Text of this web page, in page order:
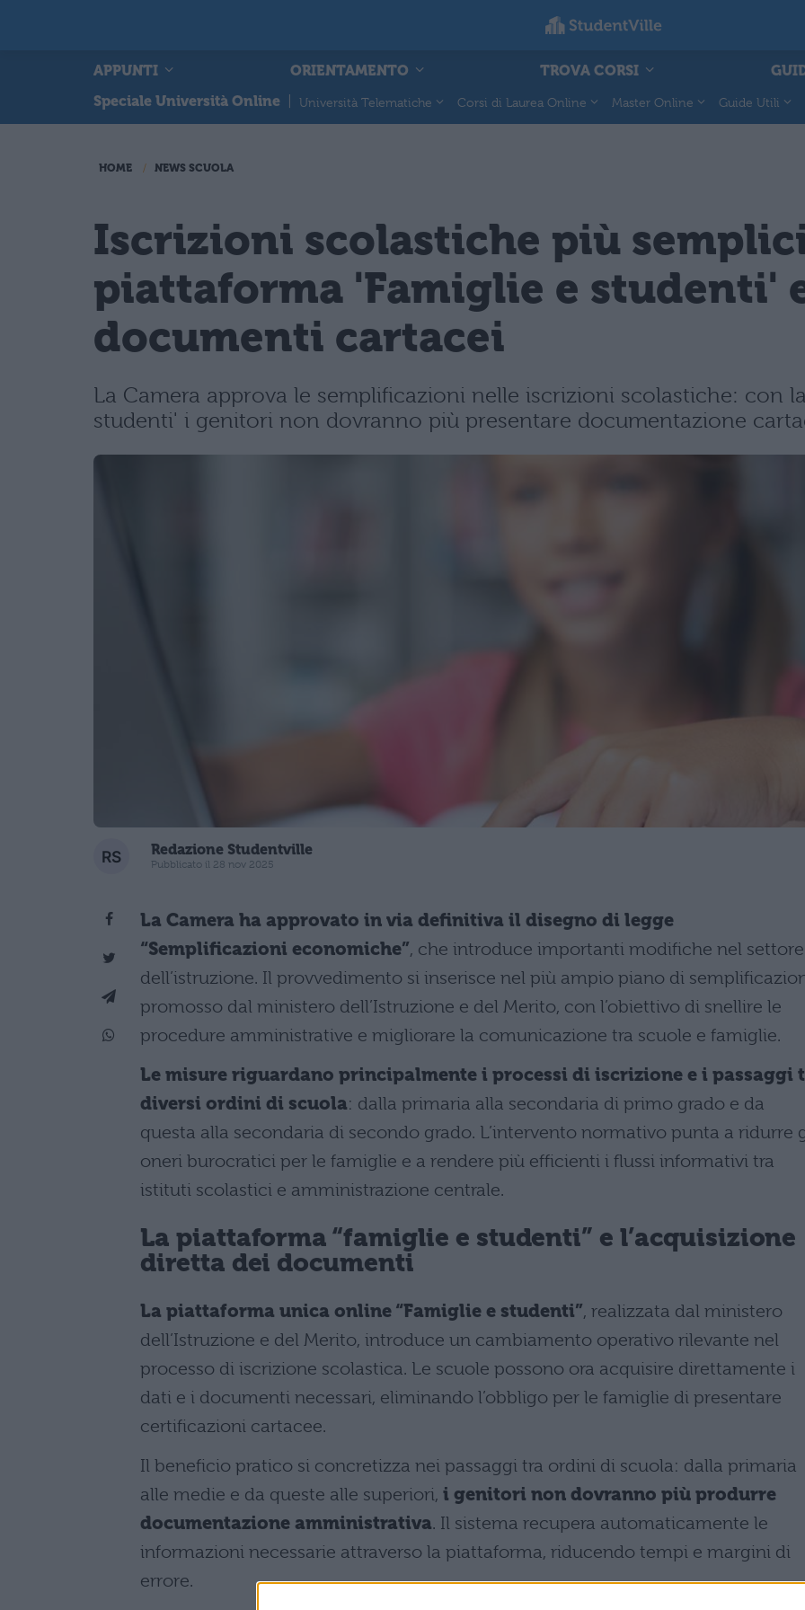
APPUNTI ORIENTAMENTO TROVA CORSI
Speciale Università Online
Università Telematiche Corsi di Laurea Online Master Online Guide Utili
HOME NEWS SCUOLA
Iscrizioni scolastiche più
piattaforma 'Famiglie e studenti'
documenti cartacei
La Camera approva le semplificazioni nelle iscrizioni scolastiche: con
studenti' i genitori non dovranno più presentare documentazione
Redazione Studentville
Pubblicato il 28 nov 2025
La Camera ha approvato in via definitiva il disegno di legge
“Semplificazioni economiche”, che introduce importanti modifiche nel settore
dell’istruzione. Il provvedimento si inserisce nel più ampio piano di
promosso dal ministero dell’Istruzione e del Merito, con l’obiettivo di snellire le
procedure amministrative e migliorare la comunicazione tra scuole e famiglie.
Le misure riguardano principalmente i processi di iscrizione e i passaggi
diversi ordini di scuola: dalla primaria alla secondaria di primo grado e da
questa alla secondaria di secondo grado. L’intervento normativo punta a ridurre
oneri burocratici per le famiglie e a rendere più efficienti i flussi informativi tra
istituti scolastici e amministrazione centrale.
La piattaforma “famiglie e studenti” e l’acquisizione
diretta dei documenti
La piattaforma unica online “Famiglie e studenti”, realizzata dal ministero
dell’Istruzione e del Merito, introduce un cambiamento operativo rilevante nel
processo di iscrizione scolastica. Le scuole possono ora acquisire direttamente i
dati e i documenti necessari, eliminando l’obbligo per le famiglie di presentare
certificazioni cartacee.
Il beneficio pratico si concretizza nei passaggi tra ordini di scuola: dalla primaria
alle medie e da queste alle superiori, i genitori non dovranno più produrre
documentazione amministrativa. Il sistema recupera automaticamente le
informazioni necessarie attraverso la piattaforma, riducendo tempi e margini di
errore.